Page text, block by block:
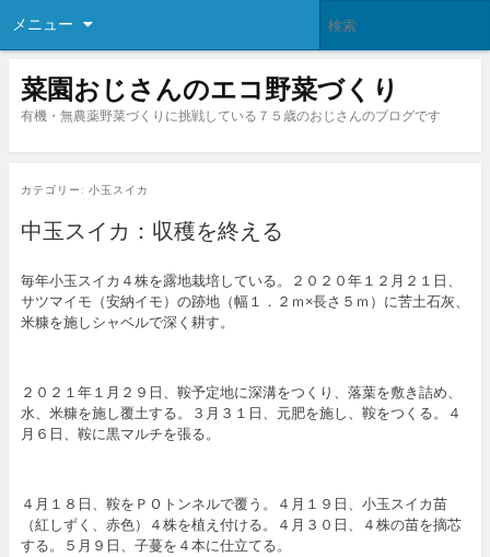
メニュー
菜園おじさんのエコ野菜づくり
有機・無農薬野菜づくりに挑戦している７５歳のおじさんのブログです
カテゴリー: 小玉スイカ
中玉スイカ：収穫を終える
毎年小玉スイカ４株を露地栽培している。２０２０年１２月２１日、
サツマイモ（安納イモ）の跡地（幅１．２ｍ×長さ５ｍ）に苦土石灰、
米糠を施しシャベルで深く耕す。
２０２１年１月２９日、鞍予定地に深溝をつくり、落葉を敷き詰め、
水、米糠を施し覆土する。３月３１日、元肥を施し、鞍をつくる。４
月６日、鞍に黒マルチを張る。
４月１８日、鞍をＰＯトンネルで覆う。４月１９日、小玉スイカ苗
（紅しずく、赤色）４株を植え付ける。４月３０日、４株の苗を摘芯
する。５月９日、子蔓を４本に仕立てる。